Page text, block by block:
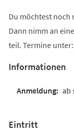
Du möchtest noch
Dann nimm an
teil. Termine
Informationen
ab
Eintritt